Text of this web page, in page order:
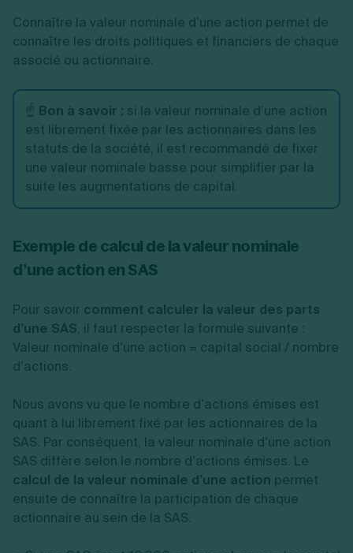
Connaître la valeur nominale d’une action permet de
connaître les droits politiques et financiers de chaque
associé ou actionnaire.
☝️ Bon à savoir : si la valeur nominale d’une action
est librement fixée par les actionnaires dans les
statuts de la société, il est recommandé de fixer
une valeur nominale basse pour simplifier par la
suite les augmentations de capital.
Exemple de calcul de la valeur nominale
d’une action en SAS
Pour savoir comment calculer la valeur des parts
d’une SAS, il faut respecter la formule suivante :
Valeur nominale d’une action = capital social / nombre
d’actions.
Nous avons vu que le nombre d’actions émises est
quant à lui librement fixé par les actionnaires de la
SAS. Par conséquent, la valeur nominale d’une action
SAS diffère selon le nombre d’actions émises. Le
calcul de la valeur nominale d’une action permet
ensuite de connaître la participation de chaque
actionnaire au sein de la SAS.